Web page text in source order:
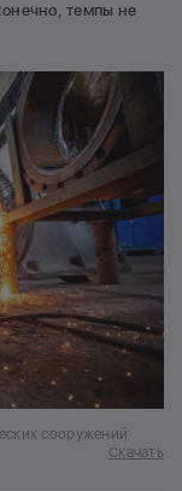
темпы не
сооружений
Скачать